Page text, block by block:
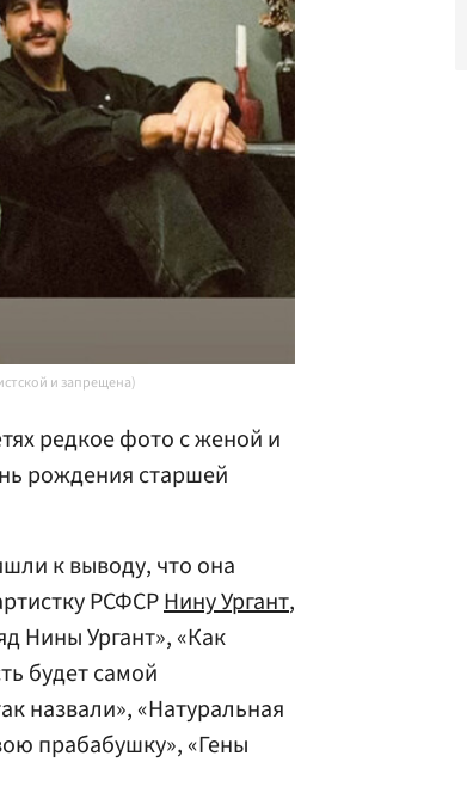
и запрещена)
редкое фото с женой и
рождения старшей
к выводу, что она
РСФСРНину Ургант,
Нины Ургант», «Как
будет самой
назвали», «Натуральная
прабабушку», «Гены